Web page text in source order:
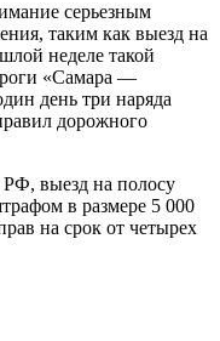
серьезным
таким как выезд на
неделе такой
«Самара —
день три наряда
дорожного
выезд на полосу
в размере 5 000
на срок от четырех